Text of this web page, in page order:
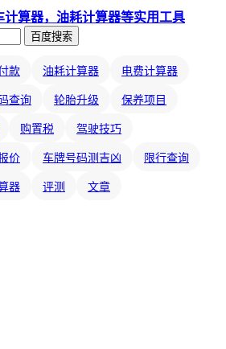
百度搜索
款 油耗计算器 电费计算器
查询 轮胎升级 保养项目
购置税 驾驶技巧
价 车牌号码测吉凶 限行查询
器 评测 文章